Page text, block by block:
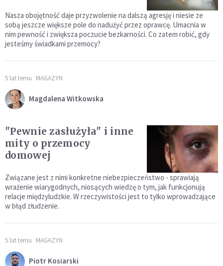
Nasza obojętność daje przyzwolenie na dalszą agresję i niesie ze
sobą jeszcze większe pole do nadużyć przez oprawcę. Umacnia w
nim pewność i zwiększa poczucie bezkarności. Co zatem robić, gdy
jesteśmy świadkami przemocy?
5 lat temu MAGAZYN
Magdalena Witkowska
"Pewnie zasłużyła" i inne
mity o przemocy
domowej
Związane jest z nimi konkretne niebezpieczeństwo - sprawiają
wrażenie wiarygodnych, niosących wiedzę o tym, jak funkcjonują
relacje międzyludzkie. W rzeczywistości jest to tylko wprowadzające
w błąd złudzenie.
5 lat temu MAGAZYN
Piotr Kosiarski